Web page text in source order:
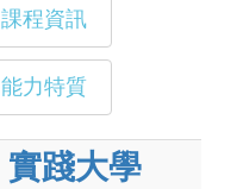
課程資訊
能力特質
實踐大學